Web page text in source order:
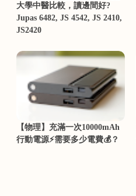
大學中醫比較，讀邊間好?
Jupas 6482, JS 4542, JS 2410,
JS2420
【物理】充滿一次10000mAh
行動電源⚡需要多少電費💰？